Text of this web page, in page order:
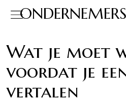
Wat je moet
voordat je
vertalen